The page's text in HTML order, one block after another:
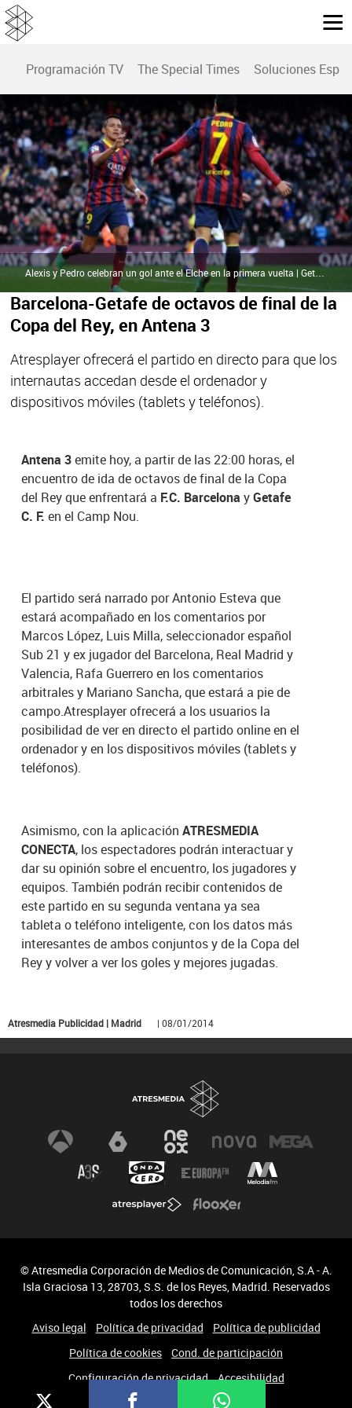
Programación TV The Special Times Soluciones
Barcelona-Getafe de octavos de final de la
Copa del Rey, en Antena 3
Atresplayer ofrecerá el partido en directo para que los
internautas accedan desde el ordenador y
dispositivos móviles (tablets y teléfonos).
Antena 3emite hoy, a partir de las 22:00 horas, el
encuentro de ida de octavos de final de la Copa
del Rey que enfrentará a F.C. Barcelona yGetafe
C. F. en el Camp Nou.
El partido será narrado por Antonio Esteva que
estará acompañado en los comentarios por
Marcos López, Luis Milla, seleccionador español
Sub 21 y ex jugador del Barcelona, Real Madrid y
Valencia, Rafa Guerrero en los comentarios
arbitrales y Mariano Sancha, que estará a pie de
campo.Atresplayer ofrecerá a los usuarios la
posibilidad de ver en directo el partido online en el
ordenador y en los dispositivos móviles (tablets y
teléfonos).
Asimismo, con la aplicaciónATRESMEDIA
CONECTA, los espectadores podrán interactuar y
dar su opinión sobre el encuentro, los jugadores y
equipos. También podrán recibir contenidos de
este partido en su segunda ventana ya sea
tableta o teléfono inteligente, con los datos más
interesantes de ambos conjuntos y de la Copa del
Rey y volver a ver los goles y mejores jugadas.
Atresmedia Publicidad | Madrid | 08/01/2014
© Atresmedia Corporación de Medios de Comunicación, S.A - A.
Isla Graciosa 13, 28703, S.S. de los Reyes, Madrid. Reservados
todos los derechos
Aviso legal
Política de privacidad
Política de publicidad
Política de cookies
Cond. de participación
Configuración de privacidad
Accesibilidad